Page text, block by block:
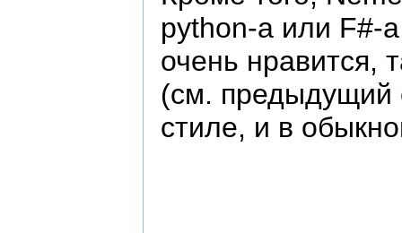
python-а или F#-
очень нравится,
(см. предыдущий
стиле, и в